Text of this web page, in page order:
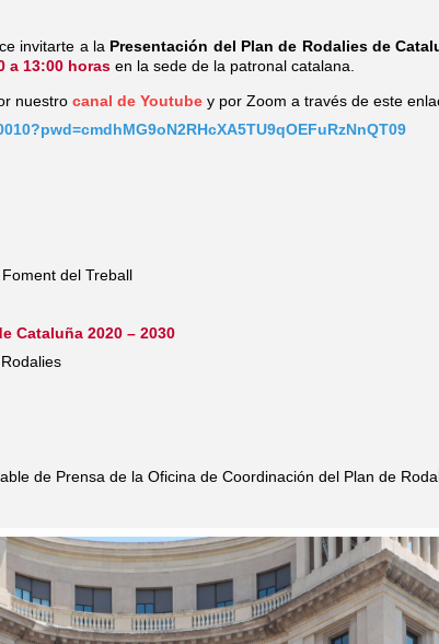
invitarte a la Presentación del Plan de Rodalies de
a 13:00 horas en la sede de la patronal catalana.
nuestro canal de Youtube y por Zoom a través de este
Foment del Treball
Cataluña 2020 – 2030
de Prensa de la Oficina de Coordinación del Plan de